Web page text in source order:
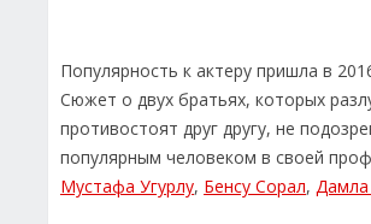
Популярность к актеру пришла в
Сюжет о двух братьях, которых
противостоят друг другу, не
популярным человеком в своей
Мустафа Угурлу, Бенсу Сорал,